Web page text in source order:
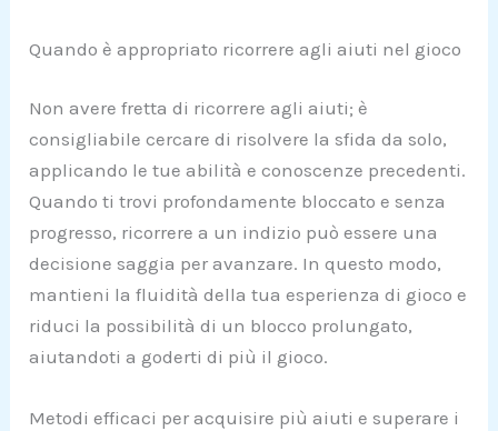
Quando è appropriato ricorrere agli aiuti nel gioco
Non avere fretta di ricorrere agli aiuti; è
consigliabile cercare di risolvere la sfida da solo,
applicando le tue abilità e conoscenze precedenti.
Quando ti trovi profondamente bloccato e senza
progresso, ricorrere a un indizio può essere una
decisione saggia per avanzare. In questo modo,
mantieni la fluidità della tua esperienza di gioco e
riduci la possibilità di un blocco prolungato,
aiutandoti a goderti di più il gioco.
Metodi efficaci per acquisire più aiuti e superare i